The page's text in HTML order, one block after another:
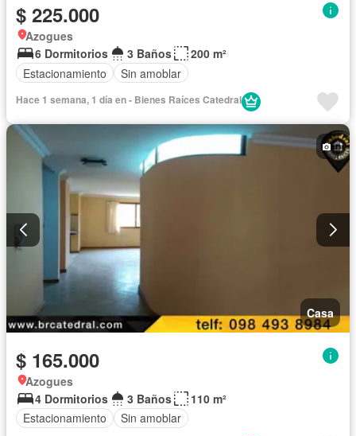
$ 225.000
Azogues
6 Dormitorios
3 Baños
200 m²
Estacionamiento
Sin amoblar
Hace 1 semana, 1 día en - Bienes Raíces Catedral
Casa
$ 165.000
Azogues
4 Dormitorios
3 Baños
110 m²
Estacionamiento
Sin amoblar